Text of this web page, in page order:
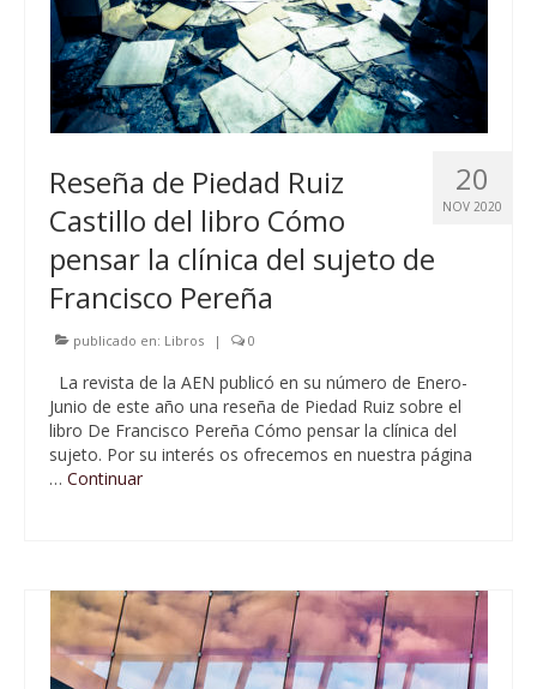
20
NOV 2020
Reseña de Piedad Ruiz
Castillo del libro Cómo
pensar la clínica del sujeto de
Francisco Pereña
publicado en: Libros | 0
La revista de la AEN publicó en su número de Enero-
Junio de este año una reseña de Piedad Ruiz sobre el
libro De Francisco Pereña Cómo pensar la clínica del
sujeto. Por su interés os ofrecemos en nuestra página
… Continuar